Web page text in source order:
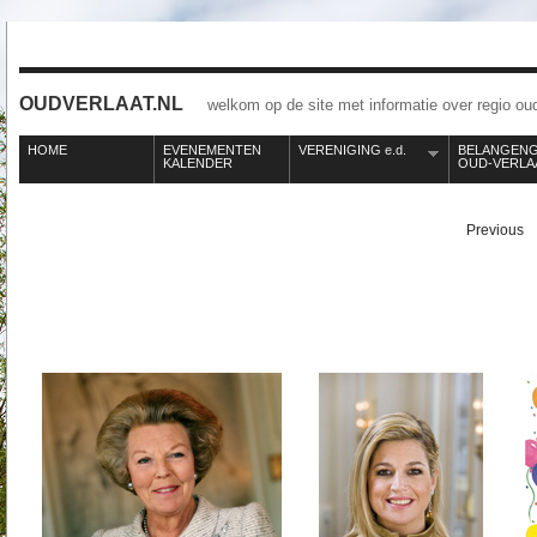
OUDVERLAAT.NL welkom op de site met informatie over regio
HOME
EVENEMENTEN
KALENDER
VERENIGING e.d.
OUD-
Previous